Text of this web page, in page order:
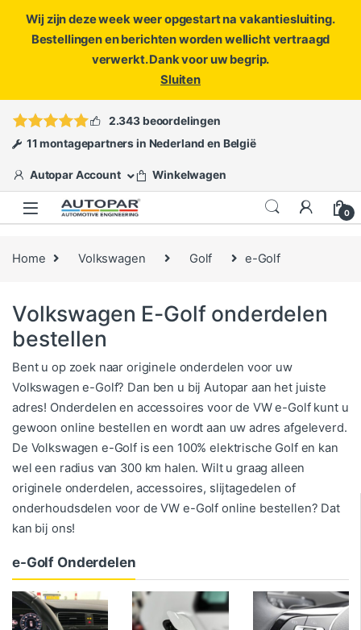
Wij zijn deze week weer opgestart na vakantiesluiting.
Bestellingen en berichten worden wellicht vertraagd
verwerkt. Dank voor uw begrip.
Sluiten
ofopen een ticket
2.343 beoordelingen
11 montagepartners in Nederland en België
Autopar Account Winkelwagen
0
Home Volkswagen Golf e-Golf
Volkswagen E-Golf onderdelen
bestellen
Bent u op zoek naar originele onderdelen voor uw
Volkswagen e-Golf? Dan ben u bij Autopar aan het juiste
adres! Onderdelen en accessoires voor de VW e-Golf kunt u
gewoon online bestellen en wordt aan uw adres afgeleverd.
De Volkswagen e-Golf is een 100% elektrische Golf en kan
wel een radius van 300 km halen. Wilt u graag alleen
originele onderdelen, accessoires, slijtagedelen of
onderhoudsdelen voor de VW e-Golf online bestellen? Dat
kan bij ons!
e-Golf Onderdelen